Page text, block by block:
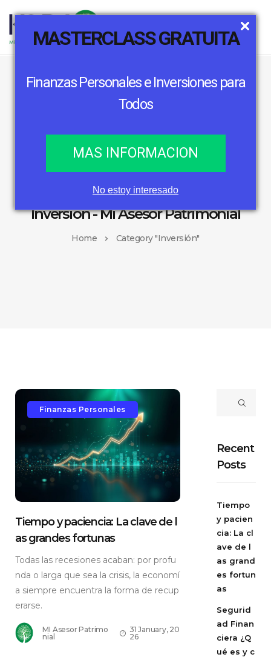
MASTERCLASS GRATUITA
Finanzas Personales e Inversiones para
Todos
MAS INFORMACION
No estoy interesado
Inversión - Mi Asesor Patrimonial
Home Category "Inversión"
Finanzas Personales
Tiempo y paciencia: La clave de l
as grandes fortunas
Todas las recesiones acaban: por profu
nda o larga que sea la crisis, la economí
a siempre encuentra la forma de recup
erarse.
MI Asesor Patrimo
nial
31 January, 20
26
Recent
Posts
Tiempo
y pacien
cia: La cl
ave de l
as grand
es fortun
as
Segurid
ad Finan
ciera ¿Q
ué es y c